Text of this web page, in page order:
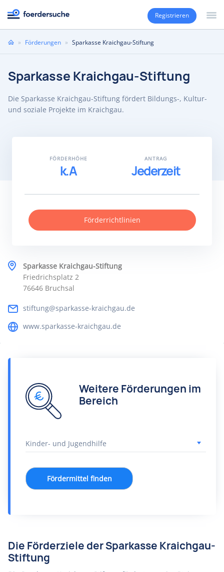
Registrieren
Sie» Förderungen » Sparkasse Kraichgau-Stiftung
Sparkasse Kraichgau-Stiftung
Die Sparkasse Kraichgau-Stiftung fördert Bildungs-, Kultur-
und soziale Projekte im Kraichgau.
Sparkasse Kraichgau-Stiftung
Friedrichsplatz 2
76646 Bruchsal
stiftung@sparkasse-kraichgau.de
www.sparkasse-kraichgau.de
FÖRDERHÖHE
k.A
ANTRAG
Jederzeit
Förderrichtlinien
Weitere Förderungen im
Bereich
Fördermittel finden
Die Förderziele der Sparkasse Kraichgau-
Stiftung